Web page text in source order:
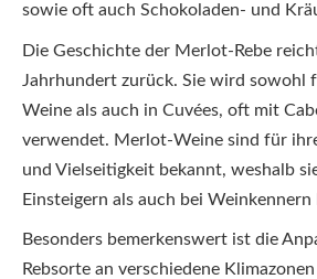
sowie oft auch Schokoladen- und
Die Geschichte der Merlot-Rebe
Jahrhundert zurück. Sie wird sowohl
Weine als auch in Cuvées, oft mit
verwendet. Merlot-Weine sind für
und Vielseitigkeit bekannt, weshalb
Einsteigern als auch bei Weinkennern
Besonders bemerkenswert ist die
Rebsorte an verschiedene